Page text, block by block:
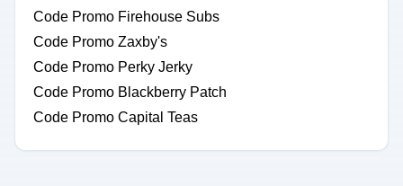
Code Promo Firehouse Subs
Code Promo Zaxby's
Code Promo Perky Jerky
Code Promo Blackberry Patch
Code Promo Capital Teas